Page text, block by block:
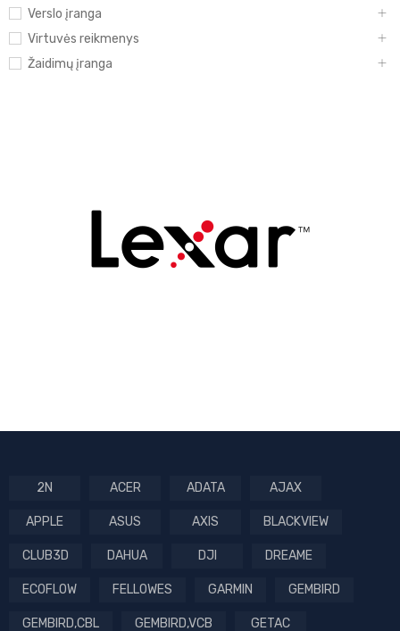
Verslo įranga
Virtuvės reikmenys
Žaidimų įranga
2N ACER ADATA AJAX
APPLE ASUS AXIS BLACKVIEW
CLUB3D DAHUA DJI DREAME
ECOFLOW FELLOWES GARMIN GEMBIRD
GEMBIRD,CBL GEMBIRD,VCB GETAC